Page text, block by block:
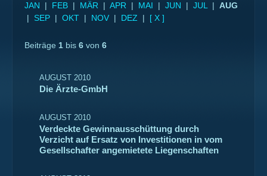
JAN | FEB | MÄR | APR | MAI | JUN | JUL | AUG
| SEP | OKT | NOV | DEZ | [ X ]
Beiträge 1 bis 6 von 6
AUGUST 2010
Die Ärzte-GmbH
AUGUST 2010
Verdeckte Gewinnausschüttung durch
Verzicht auf Ersatz von Investitionen in vom
Gesellschafter angemietete Liegenschaften